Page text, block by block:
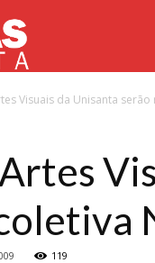
Unisanta
Visuais da Unisanta
119